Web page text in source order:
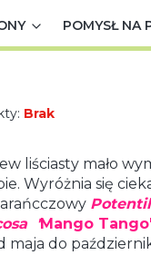
POMYSŁ NA
Brak
liściasty mało
Wyróżnia się
'Mango
maja do